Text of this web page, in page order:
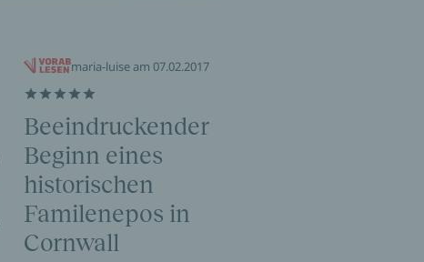
maria-luise am 07.02.2017
Beeindruckender
Beginn eines
historischen
Familenepos in
Cornwall